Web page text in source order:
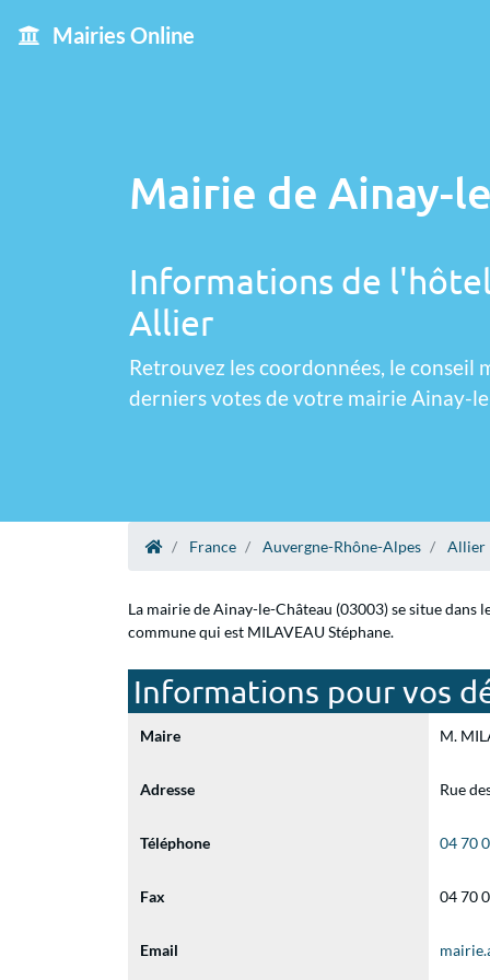
Mairies Online
Mairie de Ainay-
Informations de
Allier
Retrouvez les coordonnées, le conseil
derniers votes de votre mairie Ainay-
France Auvergne-Rhône-Alpes Allier
La mairie de Ainay-le-Château (03003) se situe
commune qui est MILAVEAU Stéphane.
Informations pour vos
Maire M.
Adresse Rue
Téléphone 04 70
Fax 04 70
Email